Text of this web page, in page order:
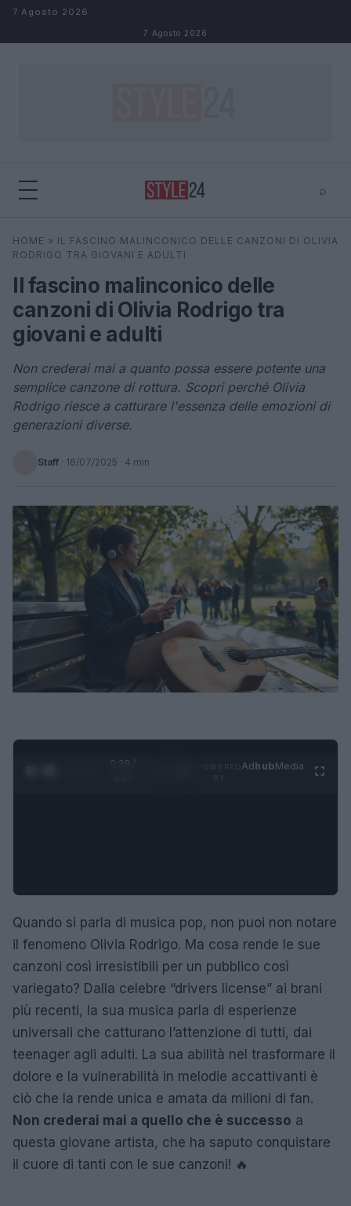
Salta al contenuto
7 Agosto 2026
7 Agosto 2026
⌕
Cerca ⌕ ×
HOME » IL FASCINO MALINCONICO DELLE CANZONI DI OLIVIA
RODRIGO TRA GIOVANI E ADULTI
Il fascino malinconico delle
canzoni di Olivia Rodrigo tra
giovani e adulti
Non crederai mai a quanto possa essere potente una
semplice canzone di rottura. Scopri perché Olivia
Rodrigo riesce a catturare l'essenza delle emozioni di
generazioni diverse.
Staff · 16/07/2025 · 4 min
0:29 /
AdhubMedia
Quando si parla di musica pop, non puoi non notare
il fenomeno Olivia Rodrigo. Ma cosa rende le sue
canzoni così irresistibili per un pubblico così
variegato? Dalla celebre “drivers license” ai brani
più recenti, la sua musica parla di esperienze
universali che catturano l’attenzione di tutti, dai
teenager agli adulti. La sua abilità nel trasformare il
dolore e la vulnerabilità in melodie accattivanti è
ciò che la rende unica e amata da milioni di fan.
Non crederai mai a quello che è successo a
questa giovane artista, che ha saputo conquistare
il cuore di tanti con le sue canzoni! 🔥